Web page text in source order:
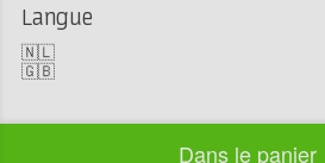
Dans le panier
Langue
🇳🇱
🇬🇧
Copyright 2026